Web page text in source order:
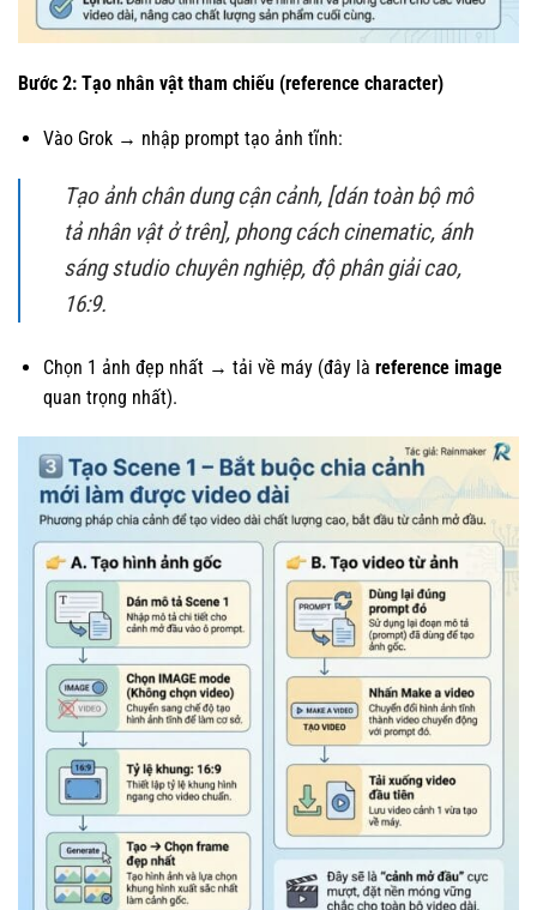
Bước 2: Tạo nhân vật tham chiếu (reference character)
Vào Grok → nhập prompt tạo ảnh tĩnh:
Tạo ảnh chân dung cận cảnh, [dán toàn bộ mô
tả nhân vật ở trên], phong cách cinematic, ánh
sáng studio chuyên nghiệp, độ phân giải cao,
16:9.
Chọn 1 ảnh đẹp nhất → tải về máy (đây là reference image
quan trọng nhất).